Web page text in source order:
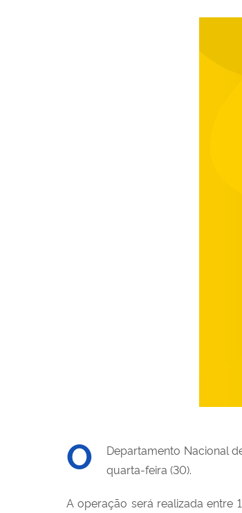
O
Departamento Nacional
quarta-feira (30).
A operação será realizada entre